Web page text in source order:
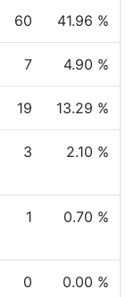
60 41.96 %
7 4.90 %
19 13.29 %
3 2.10 %
1 0.70 %
0 0.00 %